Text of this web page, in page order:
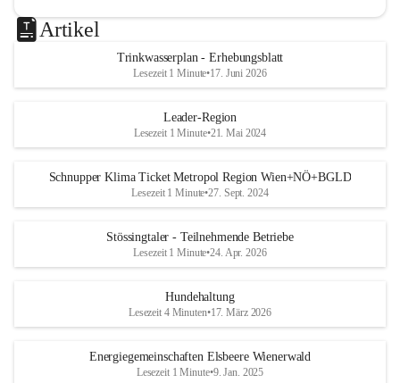
Artikel
Trinkwasserplan - Erhebungsblatt
Lesezeit 1 Minute•17. Juni 2026
Leader-Region
Lesezeit 1 Minute•21. Mai 2024
Schnupper Klima Ticket Metropol Region Wien+NÖ+BGLD
Lesezeit 1 Minute•27. Sept. 2024
Stössingtaler - Teilnehmende Betriebe
Lesezeit 1 Minute•24. Apr. 2026
Hundehaltung
Lesezeit 4 Minuten•17. März 2026
Energiegemeinschaften Elsbeere Wienerwald
Lesezeit 1 Minute•9. Jan. 2025